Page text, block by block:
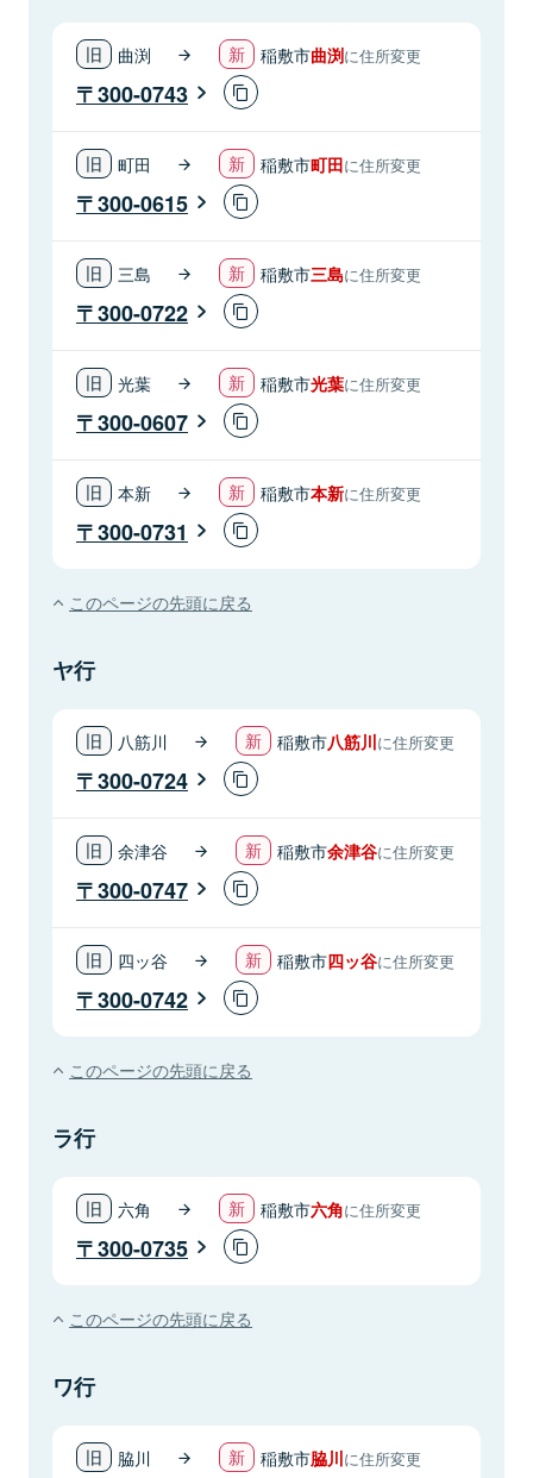
曲渕 稲敷市曲渕に住所変更
300-0743
町田 稲敷市町田に住所変更
300-0615
三島 稲敷市三島に住所変更
300-0722
光葉 稲敷市光葉に住所変更
300-0607
本新 稲敷市本新に住所変更
300-0731
このページの先頭に戻る
ヤ行
八筋川 稲敷市八筋川に住所変更
300-0724
余津谷 稲敷市余津谷に住所変更
300-0747
四ッ谷 稲敷市四ッ谷に住所変更
300-0742
このページの先頭に戻る
ラ行
六角 稲敷市六角に住所変更
300-0735
このページの先頭に戻る
ワ行
脇川 稲敷市脇川に住所変更